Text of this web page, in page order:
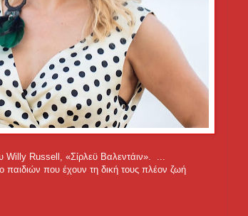
Willy Russell, «Σίρλεϋ Βαλεντάιν». ...
παιδιών που έχουν τη δική τους πλέον ζωή